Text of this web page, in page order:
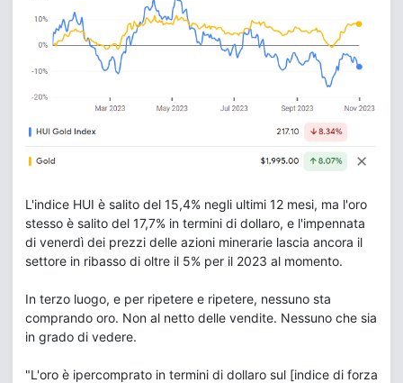
L'indice HUI è salito del 15,4% negli ultimi 12 mesi, ma l'oro
stesso è salito del 17,7% in termini di dollaro, e l'impennata
di venerdì dei prezzi delle azioni minerarie lascia ancora il
settore in ribasso di oltre il 5% per il 2023 al momento.
In terzo luogo, e per ripetere e ripetere, nessuno sta
comprando oro. Non al netto delle vendite. Nessuno che sia
in grado di vedere.
"L'oro è ipercomprato in termini di dollaro sul [indice di forza